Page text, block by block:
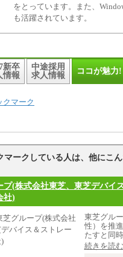
をとっています。また、
も活躍されています。
新卒
情報
中途採用
求人情報
ココが魅力!
クマーク
マークしている人は、他にこ
プ(株式会社東芝、東芝デバイ
社)
東芝グル
性）を推
たすと同
続きを読む